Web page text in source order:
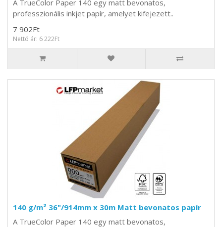
A TrueColor Paper 140 egy matt bevonatos,
professzionális inkjet papír, amelyet kifejezett..
7 902Ft
Nettó ár: 6 222Ft
140 g/m² 36"/914mm x 30m Matt bevonatos papír
A TrueColor Paper 140 egy matt bevonatos,